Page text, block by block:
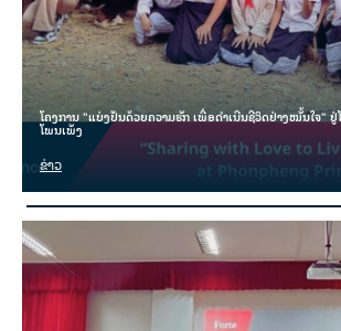
ໂຄງການ "ແບ່ງປັນດ້ວຍຄວາມຮັກ ເພື່ອດຳເນີນຊີວິດຢ່າງໝັ້ນໃຈ"
ໂພນເພັງ
ຂ່າວ